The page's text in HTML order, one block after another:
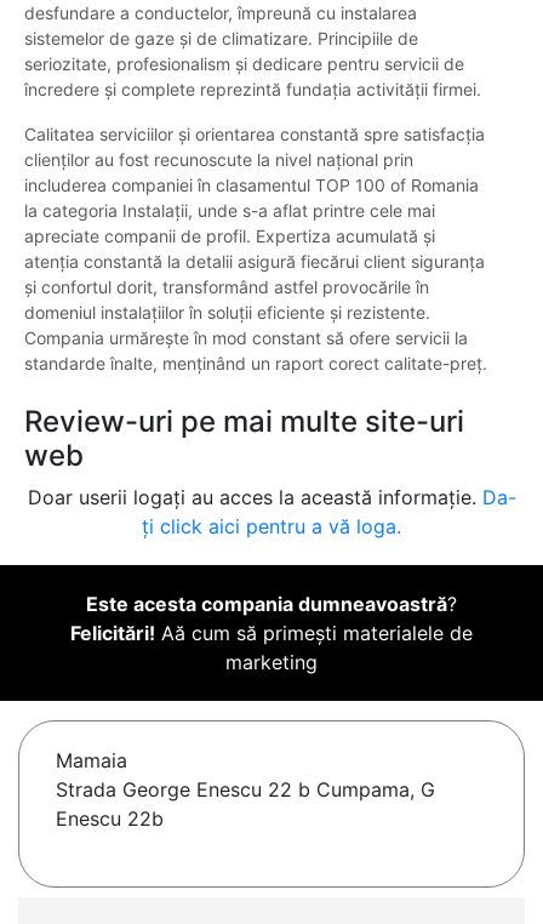
desfundare a conductelor, împreună cu instalarea
sistemelor de gaze și de climatizare. Principiile de
seriozitate, profesionalism și dedicare pentru servicii de
încredere și complete reprezintă fundația activității firmei.
Calitatea serviciilor și orientarea constantă spre satisfacția
clienților au fost recunoscute la nivel național prin
includerea companiei în clasamentul TOP 100 of Romania
la categoria Instalații, unde s-a aflat printre cele mai
apreciate companii de profil. Expertiza acumulată și
atenția constantă la detalii asigură fiecărui client siguranța
și confortul dorit, transformând astfel provocările în
domeniul instalațiilor în soluții eficiente și rezistente.
Compania urmărește în mod constant să ofere servicii la
standarde înalte, menținând un raport corect calitate-preț.
Review-uri pe mai multe site-uri
web
Doar userii logați au acces la această informație. Da-
ți click aici pentru a vă loga.
Este acesta compania dumneavoastră?
Felicitări! Aă cum să primești materialele de
marketing
Mamaia
Strada George Enescu 22 b Cumpama, G
Enescu 22b